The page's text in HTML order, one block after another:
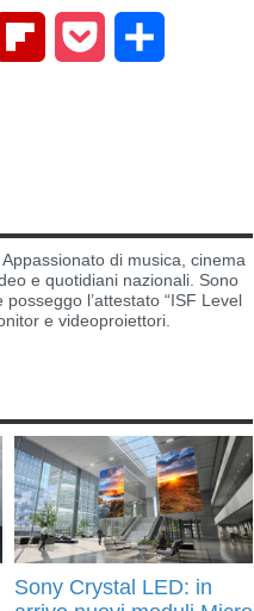
FlipboardPocket
di musica, cinema
e quotidiani nazionali. Sono
l’attestato “ISF Level
e videoproiettori.
Sony Crystal LED: in